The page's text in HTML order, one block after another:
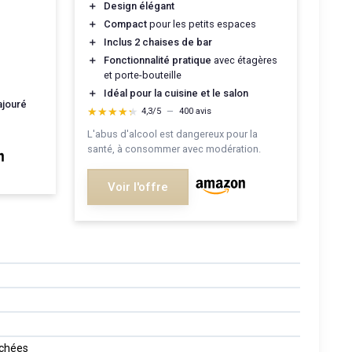
＋
Design élégant
＋
Compact pour les petits espaces
＋
Inclus 2 chaises de bar
＋
Fonctionnalité pratique avec étagères
et porte-bouteille
＋
Idéal pour la cuisine et le salon
★★★★★
★★★★★ 4,3/5 — 400 avis
L'abus d'alcool est dangereux pour la
santé, à consommer avec modération.
Voir l'offre